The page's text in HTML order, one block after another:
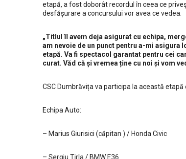
etapă, a fost doborât recordul în ceea ce
desfășurare a concursului vor avea ce vedea.
„Titlul îl avem deja asigurat cu echipa,
am nevoie de un punct pentru a-mi asigura
etapă. Va fi spectacol garantat pentru cei
curat. Văd că și vremea ține cu noi și vom
CSC Dumbrăvița va participa la această
Echipa Auto:
– Marius Giurisici (căpitan ) / Honda Civic
– Sergiu Tirla / BMW E36